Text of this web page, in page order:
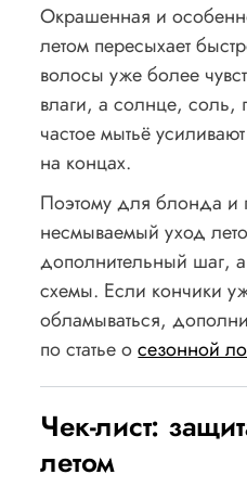
Окрашенная и
летом пересыхает
волосы уже более
влаги, а солнце, соль,
частое мытьё
на концах.
Поэтому для блонда
несмываемый уход
дополнительный шаг, а
схемы. Если кончики
обламываться,
по статье осезонной
Чек-лист:
летом